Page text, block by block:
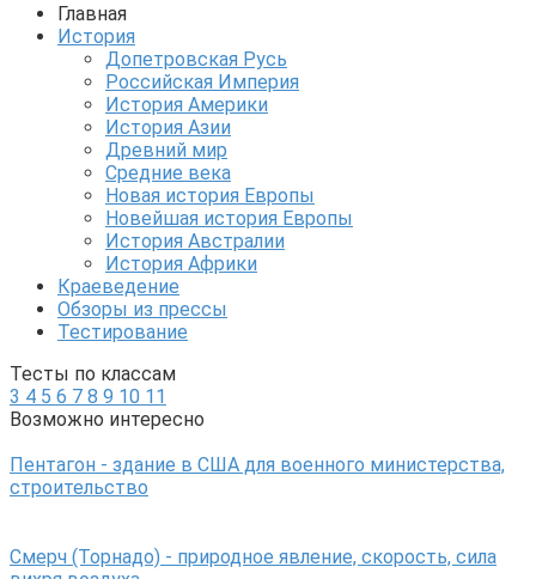
Главная
История
Допетровская Русь
Российская Империя
История Америки
История Азии
Древний мир
Средние века
Новая история Европы
Новейшая история Европы
История Австралии
История Африки
Краеведение
Обзоры из прессы
Тестирование
Тесты по классам
3 4 5 6 7 8 9 10 11
Возможно интересно
Пентагон - здание в США для военного министерства,
строительство
Смерч (Торнадо) - природное явление, скорость, сила